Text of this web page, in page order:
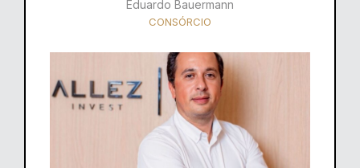
Eduardo Bauermann
CONSÓRCIO